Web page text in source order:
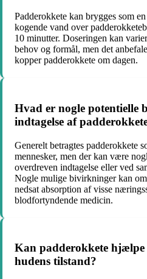
Padderokkete kan brygges som
kogende vand over
10 minutter. Doseringen kan
behov og formål, men det
kopper padderokkete om dagen.
Hvad er nogle potentielle
indtagelse af
Generelt betragtes padderokkete
mennesker, men der kan være
overdreven indtagelse eller ved
Nogle mulige bivirkninger kan
nedsat absorption af visse
blodfortyndende medicin.
Kan padderokkete hjælpe
hudens tilstand?